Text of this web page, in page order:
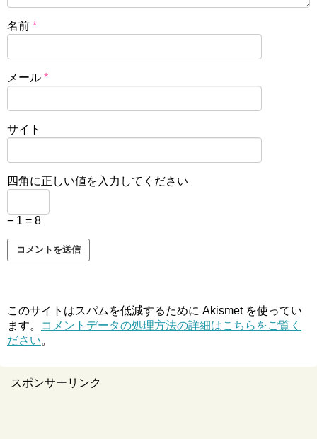
名前 *
メール *
サイト
四角に正しい値を入力してください
− 1 = 8
このサイトはスパムを低減するために Akismet を使ってい
ます。
コメントデータの処理方法の詳細はこちらをご覧く
ださい。
スポンサーリンク